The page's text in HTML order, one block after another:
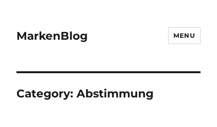
MarkenBlog MENU
Category:Abstimmung